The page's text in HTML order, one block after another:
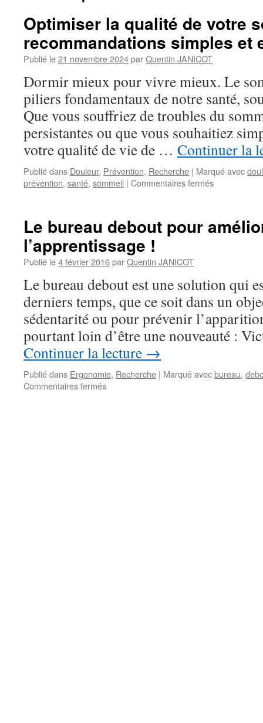
Optimiser la qualité de votre
recommandations simples et
Publié le21 novembre 2024parQuentin JANICOT
Dormir mieux pour vivre mieux. Le
piliers fondamentaux de notre santé,
Que vous souffriez de troubles du
persistantes ou que vous souhaitiez
votre qualité de vie de … Continuer la
Publié dans Douleur, Prévention, Recherche | Marqué avec
prévention, santé, sommeil | Commentaires ferméssur
de
simples
efficaces
Le bureau debout pour
l’apprentissage !
Publié le4 février 2016parQuentin JANICOT
Le bureau debout est une solution qui
derniers temps, que ce soit dans un
sédentarité ou pour prévenir
pourtant loin d’être une nouveauté :
Continuer la lecture →
Publié dans Ergonomie, Recherche | Marqué avecbureau,
Commentaires ferméssur